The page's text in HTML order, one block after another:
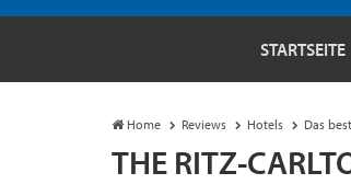
STARTSEITE
Home Reviews Hotels Das
THE RITZ-